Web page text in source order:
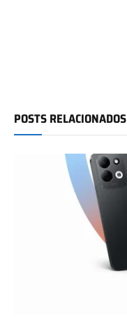
POSTS RELACIONADOS